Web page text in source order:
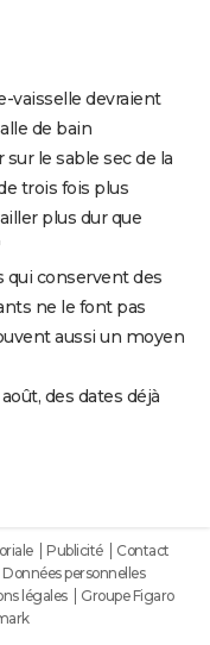
vaisselle devraient
de bain
le sable sec de la
trois fois plus
plus dur que
qui conservent des
ne le font pas
aussi un moyen
des dates déjà
Publicité
Contact
Données personnelles
légales
Groupe Figaro